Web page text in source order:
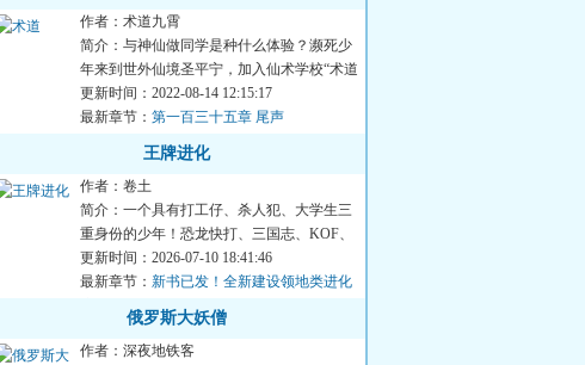
作者：术道九霄
简介：与神仙做同学是种什么体验？濒死少
年来到世外仙境圣平宁，加入仙术学校“术道
习院”与各路神仙做同...
更新时间：2022-08-14 12:15:17
最新章节： 第一百三十五章 尾声
王牌进化
作者：卷土
简介：一个具有打工仔、杀人犯、大学生三
重身份的少年！恐龙快打、三国志、KOF、
圆桌武士、变身忍者、街...
更新时间：2026-07-10 18:41:46
最新章节： 新书已发！全新建设领地类进化
流登场。
俄罗斯大妖僧
作者：深夜地铁客